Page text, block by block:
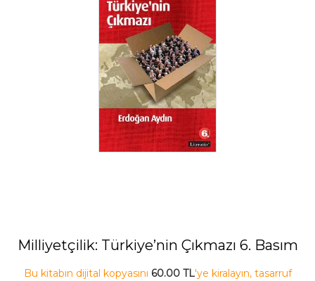
Milliyetçilik: Türkiye’nin Çıkmazı 6. Basım
Bu kitabın dijital kopyasını 60.00 TL'ye kiralayın, tasarruf